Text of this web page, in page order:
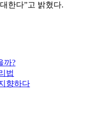
한다”고 밝혔다.
까?
법
향하다